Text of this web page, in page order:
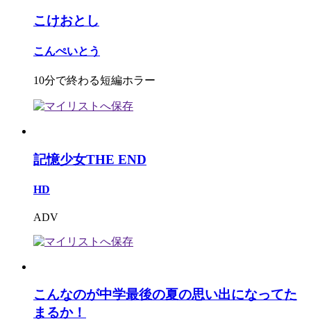
こけおとし
こんぺいとう
10分で終わる短編ホラー
記憶少女THE END
HD
ADV
こんなのが中学最後の夏の思い出になってた
まるか！